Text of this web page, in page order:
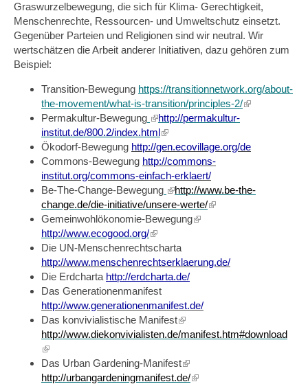
Graswurzelbewegung, die sich für Klima- Gerechtigkeit,
Menschenrechte, Ressourcen- und Umweltschutz einsetzt.
Gegenüber Parteien und Religionen sind wir neutral. Wir
wertschätzen die Arbeit anderer Initiativen, dazu gehören zum
Beispiel:
Transition-Bewegung https://transitionnetwork.org/about-
the-movement/what-is-transition/principles-2/(link
Permakultur-Bewegung (link
is
external)
http://permakultur-
institut.de/800.2/index.html(link
is
external)
Ökodorf-Bewegung http://gen.ecovillage.org/de
Commons-Bewegung http://commons-
institut.org/commons-einfach-erklaert/
Be-The-Change-Bewegung (link
is
external)
http://www.be-the-
change.de/die-initiative/unsere-werte/(link
Gemeinwohlökonomie-Bewegung(link
http://www.ecogood.org/(link
is
external)
Die UN-Menschenrechtscharta
http://www.menschenrechtserklaerung.de/
Die Erdcharta http://erdcharta.de/
Das Generationenmanifest
http://www.generationenmanifest.de/
Das konvivialistische Manifest(link
is
http://www.diekonvivialisten.de/manifest.htm#download
(link
is
external)
Das Urban Gardening-Manifest(link
is
http://urbangardeningmanifest.de/(link